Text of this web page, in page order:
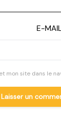
E-
mon site dans le